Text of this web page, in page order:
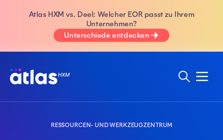
Atlas HXM vs. Deel: Welcher EOR passt zu Ihrem
Unternehmen?
Unterschiede entdecken
RESSOURCEN- UND WERKZEUGZENTRUM